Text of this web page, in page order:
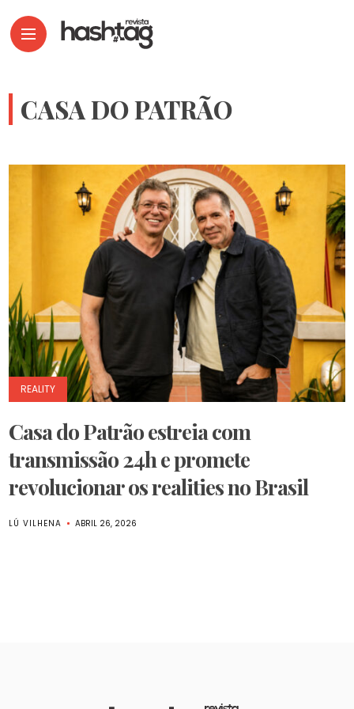
CASA DO PATRÃO
REALITY
Casa do Patrão estreia com
transmissão 24h e promete
revolucionar os realities no Brasil
LÚ VILHENA ABRIL 26, 2026